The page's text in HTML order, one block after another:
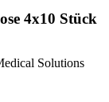
4x10 Stück
Solutions